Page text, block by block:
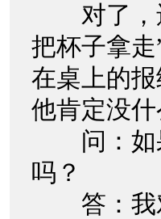
对了，
把杯子拿
在桌上的
他肯定没什
问：如果
吗？
答：我对